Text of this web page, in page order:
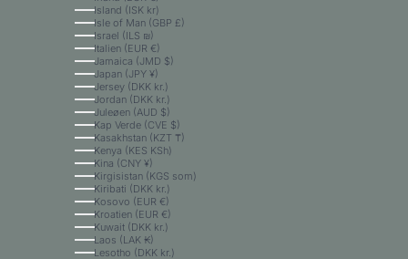
Island (ISK kr)
Isle of Man (GBP £)
Israel (ILS ₪)
Italien (EUR €)
Jamaica (JMD $)
Japan (JPY ¥)
Jersey (DKK kr.)
Jordan (DKK kr.)
Juleøen (AUD $)
Kap Verde (CVE $)
Kasakhstan (KZT ₸)
Kenya (KES KSh)
Kina (CNY ¥)
Kirgisistan (KGS som)
Kiribati (DKK kr.)
Kosovo (EUR €)
Kroatien (EUR €)
Kuwait (DKK kr.)
Laos (LAK ₭)
Lesotho (DKK kr.)